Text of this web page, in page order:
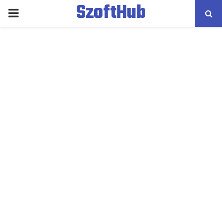
PRIMARY
SzoftHub